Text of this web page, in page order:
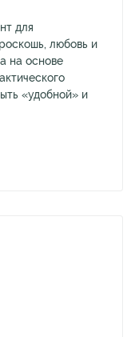
для
любовь и
на основе
«удобной» и